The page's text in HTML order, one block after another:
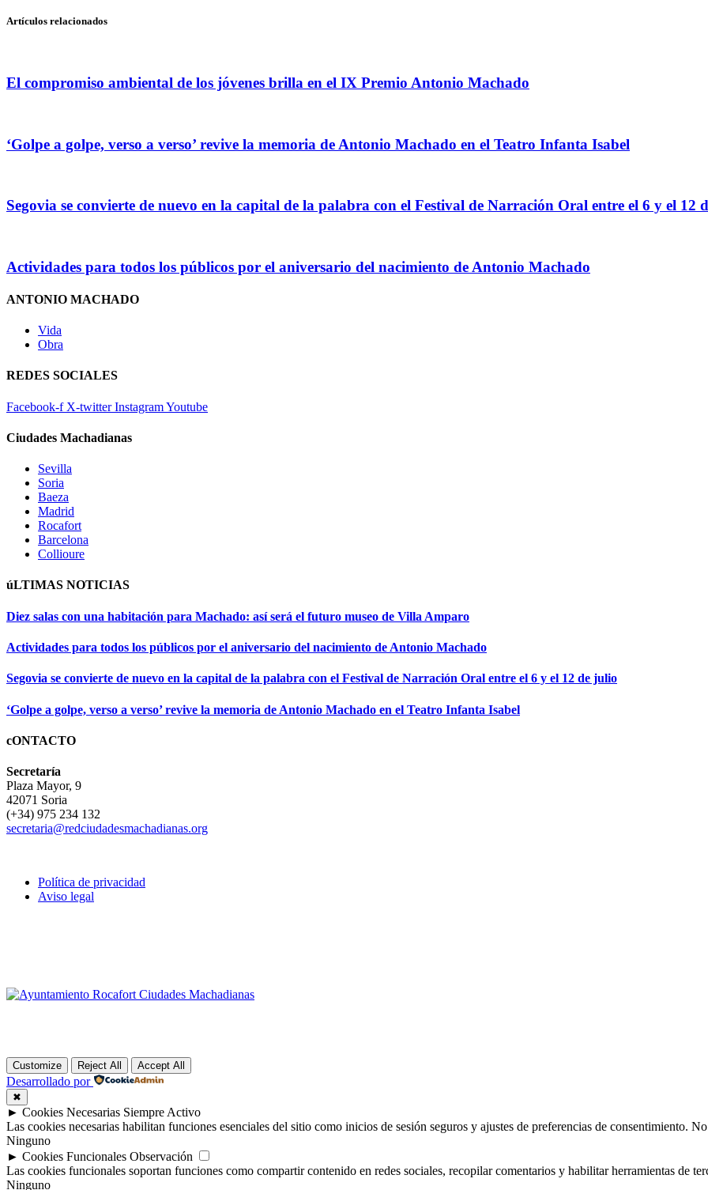
Artículos relacionados
El compromiso ambiental de los jóvenes brilla en el IX Premio Antonio Machado
‘Golpe a golpe, verso a verso’ revive la memoria de Antonio Machado en el Teatro Infanta Isabel
Segovia se convierte de nuevo en la capital de la palabra con el Festival de Narración Oral entre el 6 y el 12
Actividades para todos los públicos por el aniversario del nacimiento de Antonio Machado
ANTONIO MACHADO
Vida
Obra
REDES SOCIALES
Facebook-f X-twitter InstagramYoutube
Ciudades Machadianas
Sevilla
Soria
Baeza
Madrid
Rocafort
Barcelona
Collioure
úLTIMAS NOTICIAS
Diez salas con una habitación para Machado: así será el futuro museo de Villa Amparo
Actividades para todos los públicos por el aniversario del nacimiento de Antonio Machado
Segovia se convierte de nuevo en la capital de la palabra con el Festival de Narración Oral entre el 6 y el 12 de julio
‘Golpe a golpe, verso a verso’ revive la memoria de Antonio Machado en el Teatro Infanta Isabel
cONTACTO
Secretaría
Plaza Mayor, 9
42071 Soria
(+34) 975 234 132
secretaria@redciudadesmachadianas.org
Política de privacidad
Aviso legal
Customize Reject All Accept All
Desarrollado por
✖
► Cookies Necesarias Siempre Activo
Las cookies necesarias habilitan funciones esenciales del sitio como inicios de sesión seguros y ajustes de preferencias de consentimiento.
Ninguno
► Cookies Funcionales Observación
Las cookies funcionales soportan funciones como compartir contenido en redes sociales, recopilar comentarios y habilitar herramientas de
Ninguno